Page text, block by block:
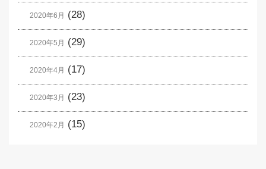
2020年6月 (28)
2020年5月 (29)
2020年4月 (17)
2020年3月 (23)
2020年2月 (15)